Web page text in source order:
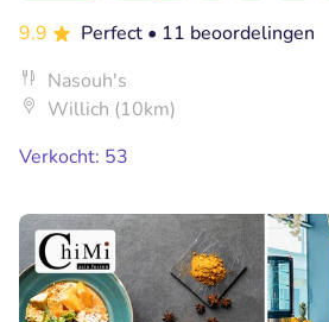
9.9
Perfect • 11 beoordelingen
Nasouh's
Willich (10km)
Verkocht: 53